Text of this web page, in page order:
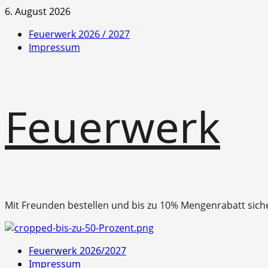
Zum
springen
6. August 2026
Feuerwerk 2026 / 2027
Impressum
Feuerwerk
Mit Freunden bestellen und bis zu 10% Mengenrabatt
Primäres
Menü
Feuerwerk 2026/2027
Impressum